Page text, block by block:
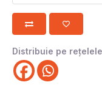
Distribuie pe